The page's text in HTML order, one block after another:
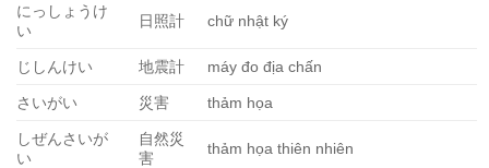
にっしょうけ
い
日照計 chữ nhật ký
じしんけい 地震計 máy đo địa chấn
さいがい 災害 thảm họa
しぜんさいが
い
自然災
害
thảm họa thiên nhiên